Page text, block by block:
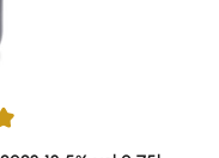
5 Sternen